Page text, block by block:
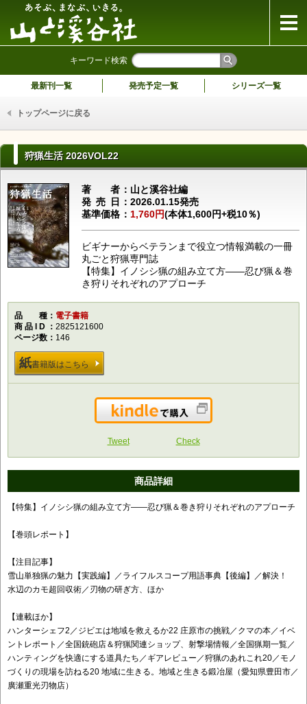
キーワード検索
最新刊一覧 発売予定一覧 シリーズ一覧
トップページに戻る
狩猟生活 2026VOL22
著者山と溪谷社編
発売日 2026.01.15発売
基準価格
1,760円(本体1,600円+税10％)
ビギナーからベテランまで役立つ情報満載の一冊
丸ごと狩猟専門誌
【特集】イノシシ猟の組み立て方――忍び猟＆巻
き狩りそれぞれのアプローチ
品種電子書籍
商品ID
2825121600
ページ数
146
紙書籍版はこちら
Kindleで購入
Tweet Check
商品詳細
【特集】イノシシ猟の組み立て方――忍び猟＆巻き狩りそれぞれのアプローチ
【巻頭レポート】
【注目記事】
雪山単独猟の魅力【実践編】／ライフルスコープ用語事典【後編】／解決！
水辺のカモ超回収術／刃物の研ぎ方、ほか
【連載ほか】
ハンターシェフ2／ジビエは地域を救えるか22 庄原市の挑戦／クマの本／イベ
ントレポート／全国銃砲店＆狩猟関連ショップ、射撃場情報／全国猟期一覧／
ハンティングを快適にする道具たち／ギアレビュー／狩猟のあれこれ20／モノ
づくりの現場を訪ねる20 地域に生きる。地域と生きる鍛冶屋（愛知県豊田市／
廣瀬重光刃物店）